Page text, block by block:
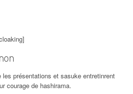
les présentations et sasuke entretinrent
courage de hashirama.